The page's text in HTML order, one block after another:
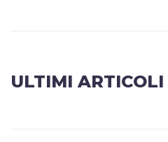
ULTIMI ARTICOLI